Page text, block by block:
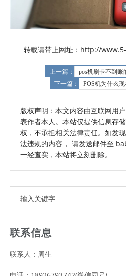
转载请带上网址：http://
上一篇：
pos机刷卡不到账
下一篇：
POS机为什么
版权声明：本文内容由互联网用
表作者本人。本站仅提供信息存
权，不承担相关法律责任。如发
法违规的内容， 请发送邮件至
一经查实，本站将立刻删除。
联系信息
联系人：周生